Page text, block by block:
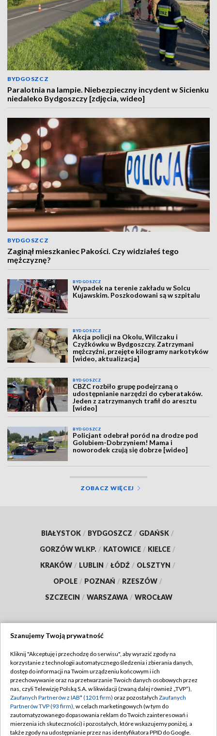
BYDGOSZCZ
Paralotnia na lampie. Niebezpieczny incydent w Sicienku
niedaleko Bydgoszczy [zdjęcia, wideo]
BYDGOSZCZ
Zaginął mieszkaniec Pakości. Czy widziałeś tego
mężczyznę?
BYDGOSZCZ
Wypadek na terenie zakładu w Solcu
Kujawskim. Poszkodowani są w szpitalu
BYDGOSZCZ
Akcja policji na Okolu, Wilczaku i
Czyżkówku w Bydgoszczy. Zatrzymani
mężczyźni, przejęte kilogramy narkotyków
[wideo, aktualizacja]
BYDGOSZCZ
CBZC rozbiło grupę podejrzaną o
udostępnianie narzędzi do cyberataków.
Jeden z zatrzymanych trafił do aresztu
[wideo]
BYDGOSZCZ
Policjant odebrał poród na drodze pod
Golubiem-Dobrzyniem! Mama i
noworodek czują się dobrze [wideo]
ZOBACZ WIĘCEJ
BIAŁYSTOK / BYDGOSZCZ / GDAŃSK /
GORZÓW WLKP. / KATOWICE / KIELCE /
KRAKÓW / LUBLIN / ŁÓDŹ / OLSZTYN /
OPOLE / POZNAŃ / RZESZÓW /
SZCZECIN / WARSZAWA / WROCŁAW
TVP
Abonament TVP
Emisja w TVP
Centrum informacji TVP
Naziemna Telewizja Cyfrowa
Regulamin TVP
Polityka prywatności
Moje zgody
Pomoc
Szanujemy Twoją prywatność
Kliknij "Akceptuję i przechodzę do serwisu", aby wyrazić zgody na
korzystanie z technologii automatycznego śledzenia i zbierania danych,
dostęp do informacji na Twoim urządzeniu końcowym i ich
przechowywanie oraz na przetwarzanie Twoich danych osobowych przez
nas, czyli Telewizję Polską S.A. w likwidacji (zwaną dalej również „TVP”),
Zaufanych Partnerów z IAB* (1201 firm) oraz pozostałych Zaufanych
Partnerów TVP (93 firm), w celach marketingowych (w tym do
zautomatyzowanego dopasowania reklam do Twoich zainteresowań i
mierzenia ich skuteczności) i pozostałych, które wskazujemy poniżej, a
także zgody na udostępnianie przez nas identyfikatora PPID do Google.